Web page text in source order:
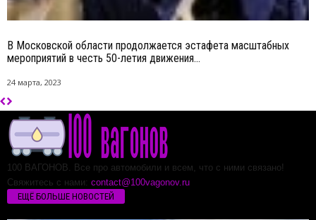
В Московской области продолжается эстафета масштабных
мероприятий в честь 50-летия движения...
24 марта, 2023
100 ВАГОНОВ. Все про автомобили и всем, что с ними связано!
Свяжитесь с нами: contact@100vagonov.ru
ЕЩЁ БОЛЬШЕ НОВОСТЕЙ